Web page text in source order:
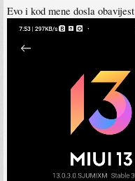
Evo i kod mene dosla obavijest